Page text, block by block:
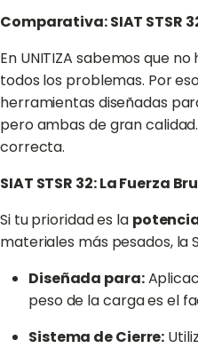
Comparativa: SIAT STSR
En UNITIZA sabemos que
todos los problemas. Por
herramientas diseñadas
pero ambas de gran
correcta.
SIAT STSR 32: La Fuerza
Si tu prioridad es la
materiales más pesados, la
Diseñada para:
peso de la carga es el
Sistema de Cierre: